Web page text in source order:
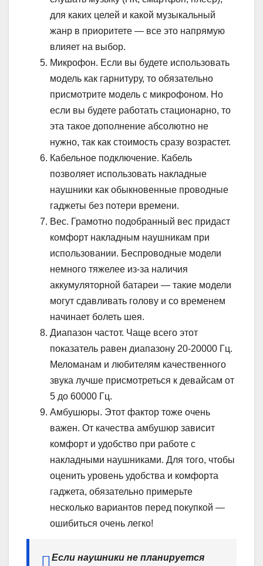
для каких целей и какой музыкальный
жанр в приоритете — все это напрямую
влияет на выбор.
Микрофон. Если вы будете использовать
модель как гарнитуру, то обязательно
присмотрите модель с микрофоном. Но
если вы будете работать стационарно, то
эта такое дополнение абсолютно не
нужно, так как стоимость сразу возрастет.
Кабельное подключение. Кабель
позволяет использовать накладные
наушники как обыкновенные проводные
гаджеты без потери времени.
Вес. Грамотно подобранный вес придаст
комфорт накладным наушникам при
использовании. Беспроводные модели
немного тяжелее из-за наличия
аккумуляторной батареи — такие модели
могут сдавливать голову и со временем
начинает болеть шея.
Диапазон частот. Чаще всего этот
показатель равен диапазону 20-20000 Гц.
Меломанам и любителям качественного
звука лучше присмотреться к девайсам от
5 до 60000 Гц.
Амбушюры. Этот фактор тоже очень
важен. От качества амбушюр зависит
комфорт и удобство при работе с
накладными наушниками. Для того, чтобы
оценить уровень удобства и комфорта
гаджета, обязательно примерьте
несколько вариантов перед покупкой —
ошибиться очень легко!
Если наушники не планируется